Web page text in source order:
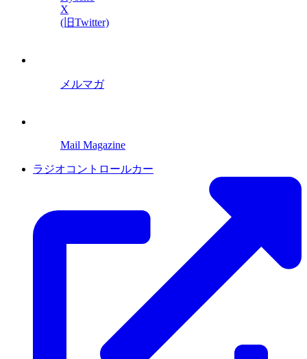
X
(旧Twitter)
メルマガ
Mail Magazine
ラジオコントロールカー